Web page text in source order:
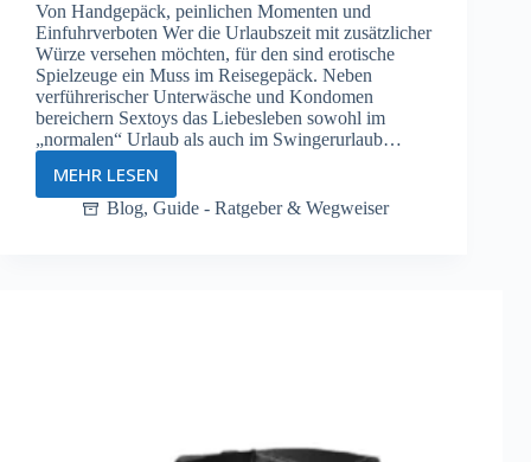
Von Handgepäck, peinlichen Momenten und
Einfuhrverboten Wer die Urlaubszeit mit zusätzlicher
Würze versehen möchten, für den sind erotische
Spielzeuge ein Muss im Reisegepäck. Neben
verführerischer Unterwäsche und Kondomen
bereichern Sextoys das Liebesleben sowohl im
„normalen“ Urlaub als auch im Swingerurlaub…
MEHR LESEN
Mit
Sextoys
Blog, Guide - Ratgeber & Wegweiser